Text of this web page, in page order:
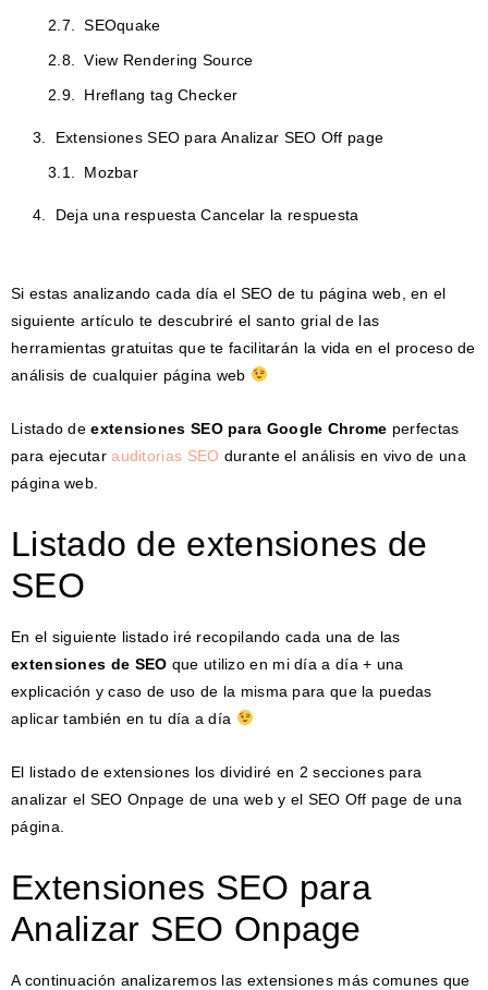
SEOquake
View Rendering Source
Hreflang tag Checker
Extensiones SEO para Analizar SEO Off page
Mozbar
Deja una respuesta Cancelar la respuesta
Si estas analizando cada día el SEO de tu página web, en el
siguiente artículo te descubriré el santo grial de las
herramientas gratuitas que te facilitarán la vida en el proceso de
análisis de cualquier página web
Listado deextensiones SEO para Google Chrome perfectas
para ejecutarauditorias SEO durante el análisis en vivo de una
página web.
Listado de extensiones de
SEO
En el siguiente listado iré recopilando cada una de las
extensiones de SEO que utilizo en mi día a día + una
explicación y caso de uso de la misma para que la puedas
aplicar también en tu día a día
El listado de extensiones los dividiré en 2 secciones para
analizar el SEO Onpage de una web y el SEO Off page de una
página.
Extensiones SEO para
Analizar SEO Onpage
A continuación analizaremos las extensiones más comunes que